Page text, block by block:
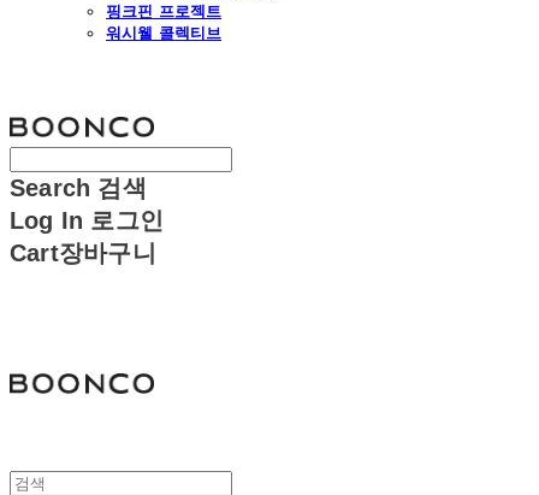
핑크핀 프로젝트
워시웰 콜렉티브
Search 검색
Log In 로그인
Cart장바구니